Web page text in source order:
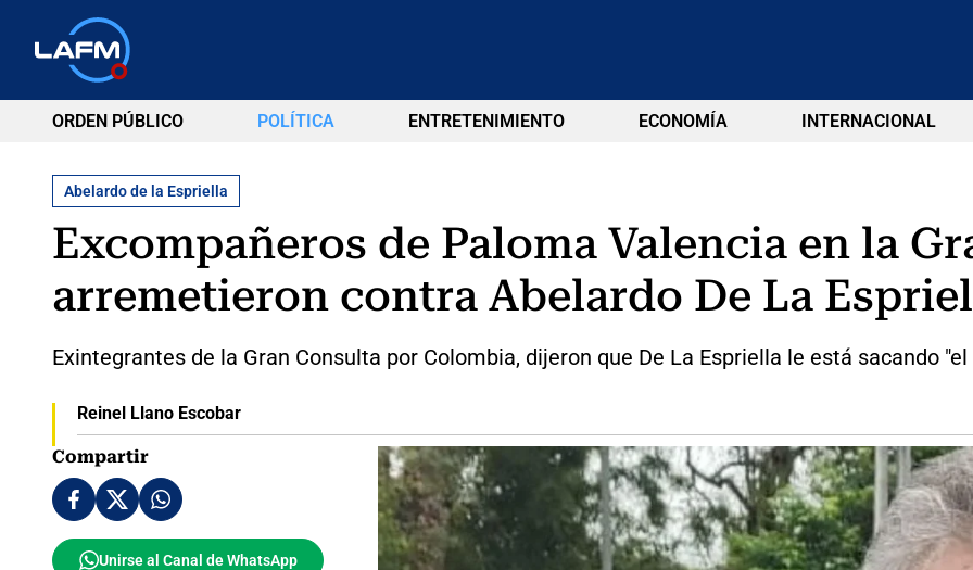
ORDEN PÚBLICO POLÍTICA ENTRETENIMIENTO ECONOMÍA INTERNACIONAL
Abelardo de la Espriella
Excompañeros de Paloma Valencia en la
arremetieron contra Abelardo De La
Exintegrantes de la Gran Consulta por Colombia, dijeron que De La Espriella le está sacando
Reinel Llano Escobar
Compartir
Unirse al Canal de WhatsApp